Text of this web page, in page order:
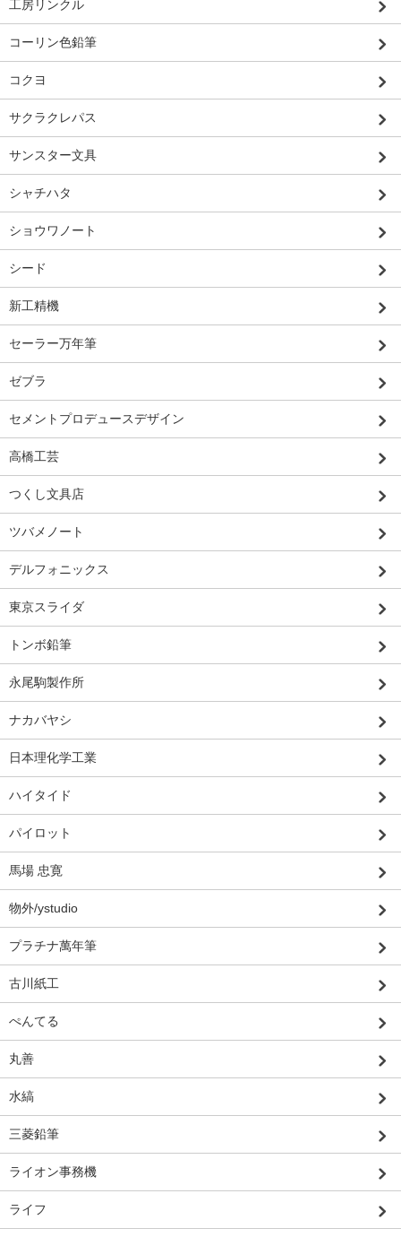
工房リンクル
コーリン色鉛筆
コクヨ
サクラクレパス
サンスター文具
シャチハタ
ショウワノート
シード
新工精機
セーラー万年筆
ゼブラ
セメントプロデュースデザイン
高橋工芸
つくし文具店
ツバメノート
デルフォニックス
東京スライダ
トンボ鉛筆
永尾駒製作所
ナカバヤシ
日本理化学工業
ハイタイド
パイロット
馬場 忠寛
物外/ystudio
プラチナ萬年筆
古川紙工
ぺんてる
丸善
水縞
三菱鉛筆
ライオン事務機
ライフ